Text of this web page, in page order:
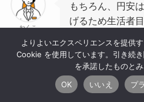
ねくこ
もちろん、円安
げるため生活者
が、少なくとも
に関心を示し、
材料にはなってい
よりよいエクスペリエンスを提供
Cookie を使用しています。引き続
を承諾したものとみ
OK
いいえ プ